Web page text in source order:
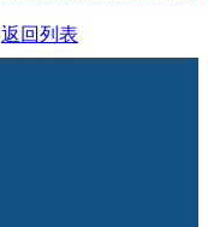
返回列表